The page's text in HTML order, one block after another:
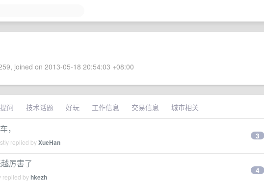
joined on 2013-05-18 20:54:03 +08:00
提问 技术话题 好玩 工作信息 交易信息 城市相关
，
replied byXueHan
3
厉害了
replied byhkezh
4